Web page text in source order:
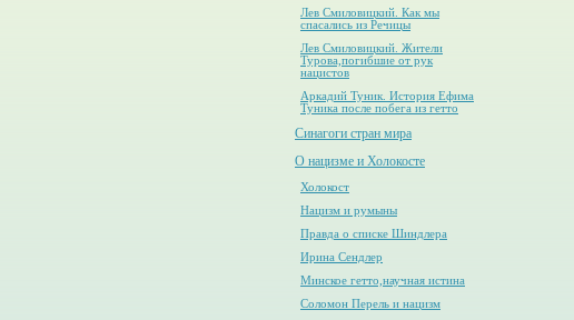
Лев Смиловицкий. Как мы
спасались из Речицы
Лев Смиловицкий. Жители
Турова,погибшие от рук
нацистов
Аркадий Туник. История Ефима
Туника после побега из гетто
Синагоги стран мира
О нацизме и Холокосте
Холокост
Нацизм и румыны
Правда о списке Шиндлера
Ирина Сендлер
Минское гетто,научная истина
Соломон Перель и нацизм